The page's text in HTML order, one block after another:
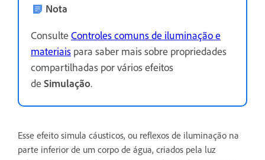
Nota
Consulte Controles comuns de iluminação e
materiais para saber mais sobre propriedades
compartilhadas por vários efeitos
de Simulação.
Esse efeito simula cáusticos, ou reflexos de iluminação na
parte inferior de um corpo de água, criados pela luz